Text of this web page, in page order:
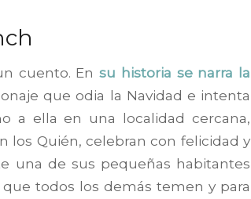
cuento. Ensu historia se narra la
que odia la Navidad e intenta
a ella en una localidad cercana,
los Quién, celebran con felicidad y
una de sus pequeñas habitantes
todos los demás temen y para